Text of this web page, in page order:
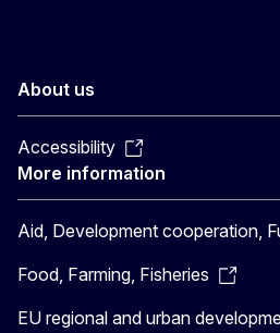
About us
Accessibility
More information
Aid, Development cooperation,
Food, Farming, Fisheries
EU regional and urban